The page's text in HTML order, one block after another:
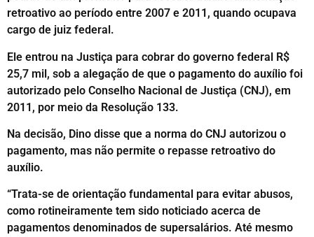
retroativo ao período entre 2007 e 2011, quando ocupava
cargo de juiz federal.
Ele entrou na Justiça para cobrar do governo federal R$
25,7 mil, sob a alegação de que o pagamento do auxílio foi
autorizado pelo Conselho Nacional de Justiça (CNJ), em
2011, por meio da Resolução 133.
Na decisão, Dino disse que a norma do CNJ autorizou o
pagamento, mas não permite o repasse retroativo do
auxílio.
“Trata-se de orientação fundamental para evitar abusos,
como rotineiramente tem sido noticiado acerca de
pagamentos denominados de supersalários. Até mesmo